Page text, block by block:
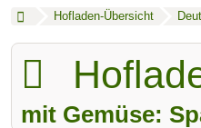
Hofladen-Übersicht
mit Gemüse: